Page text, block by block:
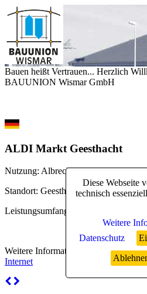
Diese Webseite
technisch
Weitere
Datenschutz
Bauen heißt Vertrauen... Herzlich
BAUUNION Wismar GmbH
ALDI Markt Geesthacht
Nutzung: Albrecht-Discount
Standort: Geesthacht
Leistungsumfang
Weitere Informationen
Internet